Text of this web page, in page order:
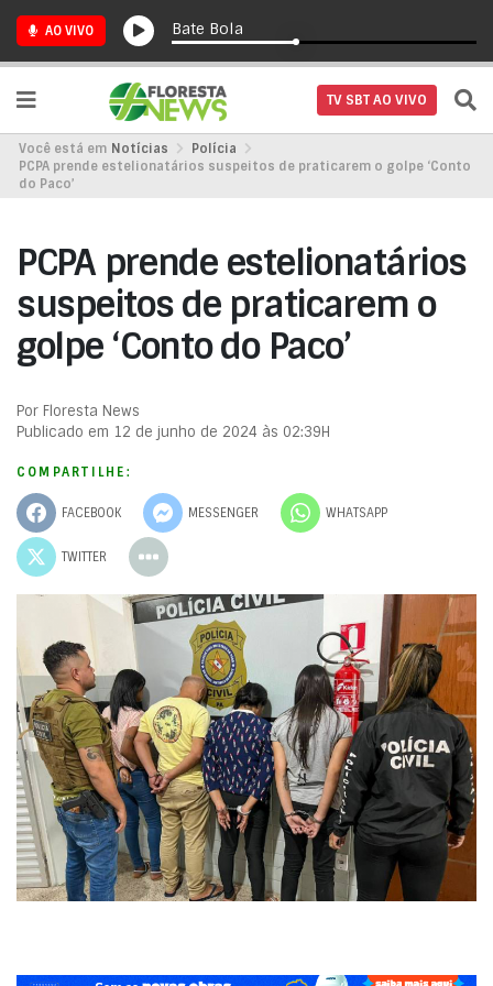
AO VIVO Bate Bola
TV SBT AO VIVO
Você está em Notícias
Polícia
PCPA prende estelionatários suspeitos de praticarem o golpe ‘Conto
do Paco’
PCPA prende estelionatários
suspeitos de praticarem o
golpe ‘Conto do Paco’
Por Floresta News
Publicado em 12 de junho de 2024 às 02:39H
COMPARTILHE:
FACEBOOK MESSENGER WHATSAPP
TWITTER